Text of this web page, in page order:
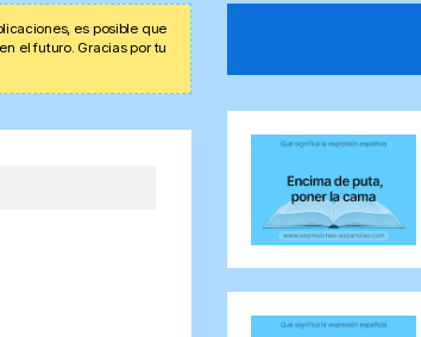
es posible que
el futuro. Gracias por tu